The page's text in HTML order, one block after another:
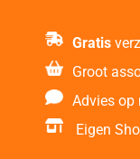
Gratis
Groot
Advies op
Eigen